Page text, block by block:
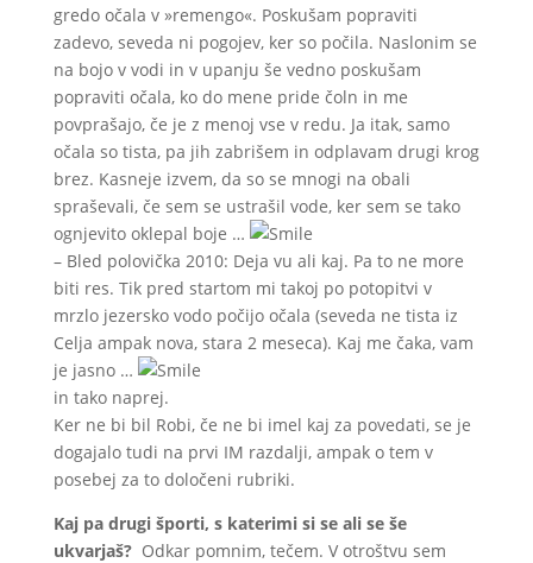
gredo očala v »remengo«. Poskušam popraviti
zadevo, seveda ni pogojev, ker so počila. Naslonim se
na bojo v vodi in v upanju še vedno poskušam
popraviti očala, ko do mene pride čoln in me
povprašajo, če je z menoj vse v redu. Ja itak, samo
očala so tista, pa jih zabrišem in odplavam drugi krog
brez. Kasneje izvem, da so se mnogi na obali
spraševali, če sem se ustrašil vode, ker sem se tako
ognjevito oklepal boje …
– Bled polovička 2010: Deja vu ali kaj. Pa to ne more
biti res. Tik pred startom mi takoj po potopitvi v
mrzlo jezersko vodo počijo očala (seveda ne tista iz
Celja ampak nova, stara 2 meseca). Kaj me čaka, vam
je jasno …
in tako naprej.
Ker ne bi bil Robi, če ne bi imel kaj za povedati, se je
dogajalo tudi na prvi IM razdalji, ampak o tem v
posebej za to določeni rubriki.
Kaj pa drugi športi, s katerimi si se ali se še
ukvarjaš?Odkar pomnim, tečem. V otroštvu sem